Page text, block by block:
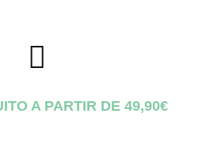
A PARTIR DE 49,90€